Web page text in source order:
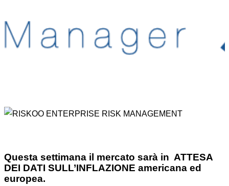
Questa settimana il mercato sarà in ATTESA
DEI DATI SULL’INFLAZIONE americana ed
europea.